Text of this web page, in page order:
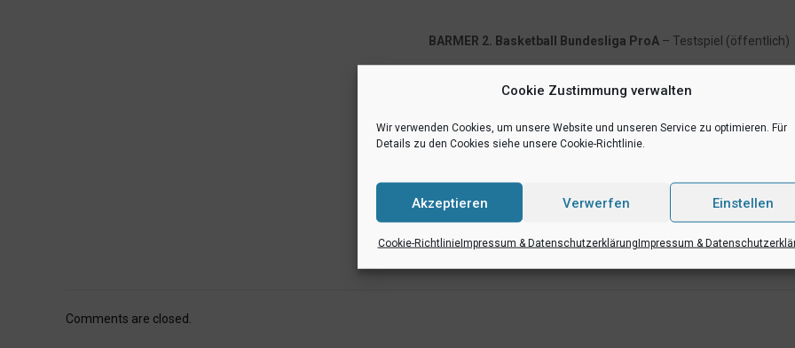
Cookie Zustimmung verwalten
Wir verwenden Cookies, um unsere Website und unseren Service zu optimieren. Für
Details zu den Cookies siehe unsere Cookie-Richtlinie.
Akzeptieren Verwerfen Einstellen
Cookie-RichtlinieImpressum & DatenschutzerklärungImpressum &
BARMER 2. Basketball Bundesliga ProA – Testspiel (öffentlich)
+ Zu Google Kalender hinzufügen
Comments are closed.